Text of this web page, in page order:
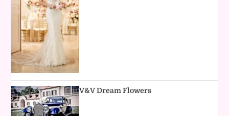
V&V Dream Flowers